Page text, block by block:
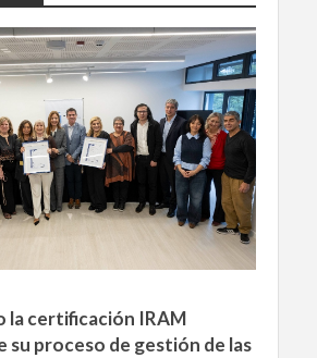
la certificación IRAM
su proceso de gestión de las